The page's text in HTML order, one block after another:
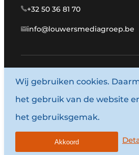
+32 50 36 81 70
info@louwersmediagroep.be
© 1987 - 2026
Algemene
Wij gebruiken cookies.
het gebruik van de website
het gebruiksgemak.
Akkoord